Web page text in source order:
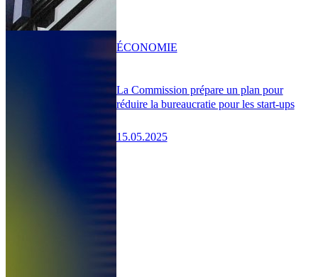
La Commission prépare un plan pour
réduire la bureaucratie pour les start-ups
15.05.2025
ÉCONOMIE